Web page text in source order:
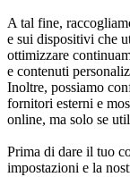
A tal fine,
e sui dispositivi che
ottimizzare
e contenuti
Inoltre, possiamo
fornitori esterni e
online, ma solo se
Prima di dare il tuo
impostazioni e la